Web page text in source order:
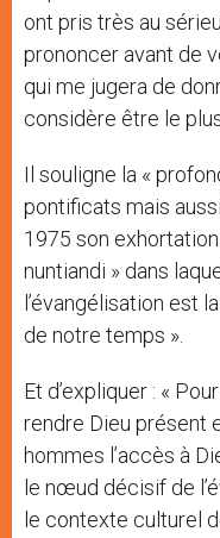
ont pris très au
prononcer avant de
qui me jugera de
considère être le
Il souligne la «
pontificats mais
1975 son
nuntiandi » dans
l’évangélisation est
de notre temps ».
Et d’expliquer : «
rendre Dieu présent
hommes l’accès à
le nœud décisif de
le contexte culturel